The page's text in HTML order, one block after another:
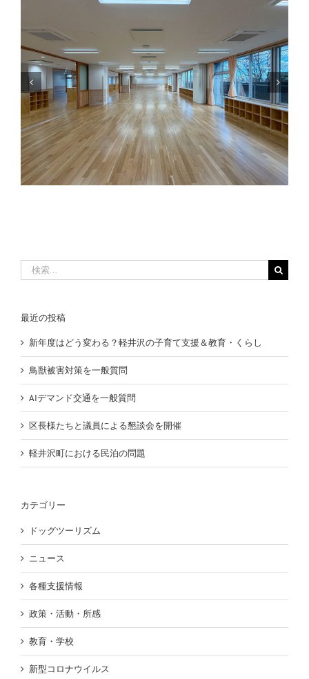
給付型の大学生等奨学金受付中
索
最近の投稿
新年度はどう変わる？軽井沢の子育て支援＆教育・くらし
鳥獣被害対策を一般質問
AIデマンド交通を一般質問
区長様たちと議員による懇談会を開催
軽井沢町における民泊の問題
カテゴリー
ドッグツーリズム
ニュース
各種支援情報
政策・活動・所感
教育・学校
新型コロナウイルス